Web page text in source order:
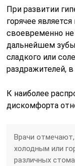
При развитии
горячее
своевременно не
дальнейшем
сладкого или
раздражителей,
К наиболее
дискомфорта
Врачи
холодным или
различных